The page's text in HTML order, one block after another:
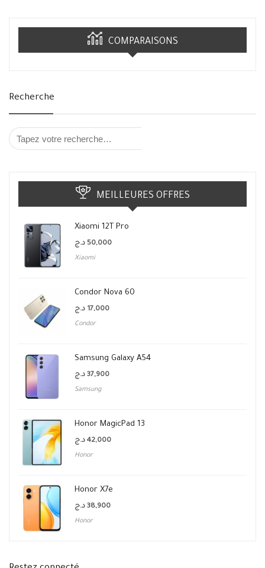
COMPARAISONS
Recherche
MEILLEURES OFFRES
Xiaomi 12T Pro
50,000 د.ج
Xiaomi
Condor Nova 60
17,000 د.ج
Condor
Samsung Galaxy A54
37,900 د.ج
Samsung
Honor MagicPad 13
42,000 د.ج
Honor
Honor X7e
38,900 د.ج
Honor